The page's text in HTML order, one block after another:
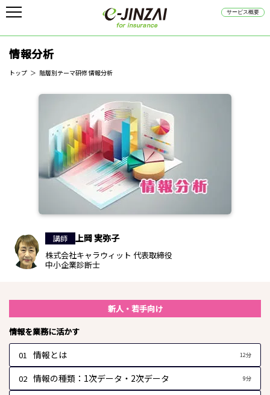
サービス概要
情報分析
トップ 階層別テーマ研修 情報分析
講師 上岡 実弥子
株式会社キャラウィット 代表取締役
中小企業診断士
新人・若手向け
情報を業務に活かす
01 情報とは 12分
02 情報の種類：1次データ・2次データ 9分